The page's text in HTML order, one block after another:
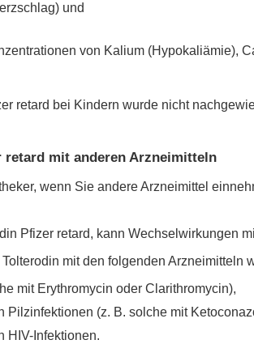
und
von Kalium (Hypokaliämie),
retard bei Kindern wurde nicht
retard mit anderen Arzneimitteln
wenn Sie andere Arzneimittel
Pfizer retard, kann Wechselwirkungen
mit den folgenden Arzneimitteln
mit Erythromycin oder Clarithromycin),
Pilzinfektionen (z. B. solche mit
HIV-Infektionen.